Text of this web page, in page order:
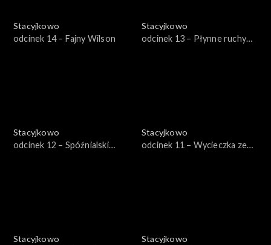
Stacyjkowo
odcinek 14 – Fajny Wilson
Stacyjkowo
odcinek 13 – Płynne ruchy
Stacyjkowo
odcinek 12 – Spóźnialski
Stacyjkowo
odcinek 11 – Wycieczka ze
Stacyjkowo
Stacyjkowo